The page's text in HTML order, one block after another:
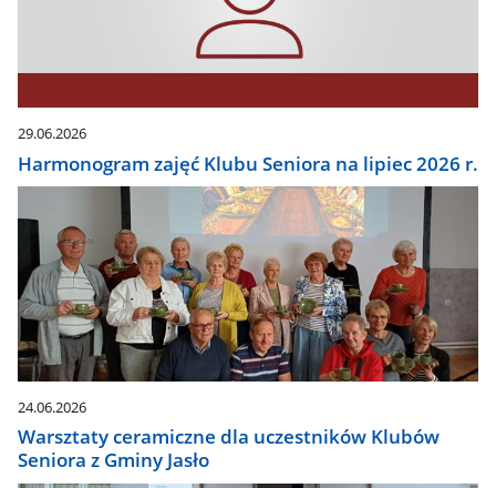
29.06.2026
Harmonogram zajęć Klubu Seniora na lipiec 2026 r.
24.06.2026
Warsztaty ceramiczne dla uczestników Klubów
Seniora z Gminy Jasło